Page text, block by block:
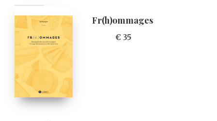
Fr(h)ommages
€ 35